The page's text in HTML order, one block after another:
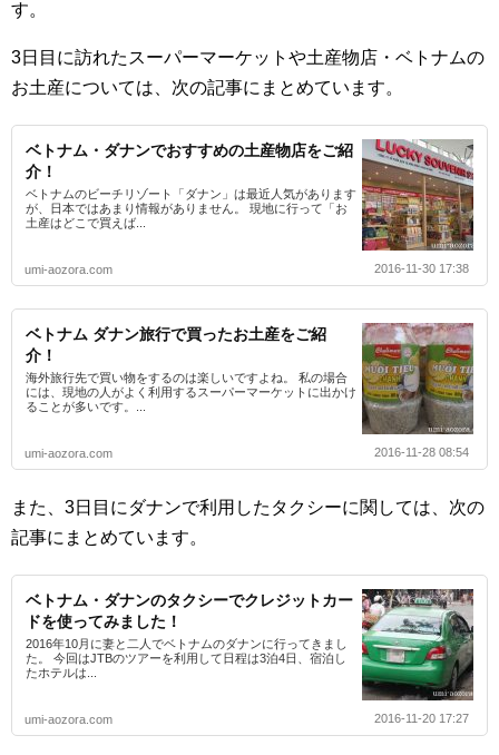
す。
3日目に訪れたスーパーマーケットや土産物店・ベトナムの
お土産については、次の記事にまとめています。
ベトナム・ダナンでおすすめの土産物店をご紹
介！
ベトナムのビーチリゾート「ダナン」は最近人気があります
が、日本ではあまり情報がありません。 現地に行って「お
土産はどこで買えば...
umi-aozora.com 2016-11-30 17:38
ベトナム ダナン旅行で買ったお土産をご紹
介！
海外旅行先で買い物をするのは楽しいですよね。 私の場合
には、現地の人がよく利用するスーパーマーケットに出かけ
ることが多いです。...
umi-aozora.com 2016-11-28 08:54
また、3日目にダナンで利用したタクシーに関しては、次の
記事にまとめています。
ベトナム・ダナンのタクシーでクレジットカー
ドを使ってみました！
2016年10月に妻と二人でベトナムのダナンに行ってきまし
た。 今回はJTBのツアーを利用して日程は3泊4日、宿泊し
たホテルは...
umi-aozora.com 2016-11-20 17:27